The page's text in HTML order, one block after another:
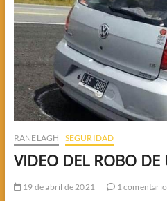
RANELAGH SEGURIDAD
VIDEO DEL ROBO
19 de abril de 2021 1 comentario